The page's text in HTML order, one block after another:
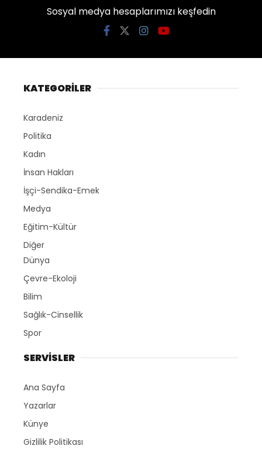
Sosyal medya hesaplarımızı keşfedin
KATEGORİLER
Karadeniz
Politika
Kadın
İnsan Hakları
İşçi-Sendika-Emek
Medya
Eğitim-Kültür
Diğer
Dünya
Çevre-Ekoloji
Bilim
Sağlık-Cinsellik
Spor
SERVİSLER
Ana Sayfa
Yazarlar
Künye
Gizlilik Politikası